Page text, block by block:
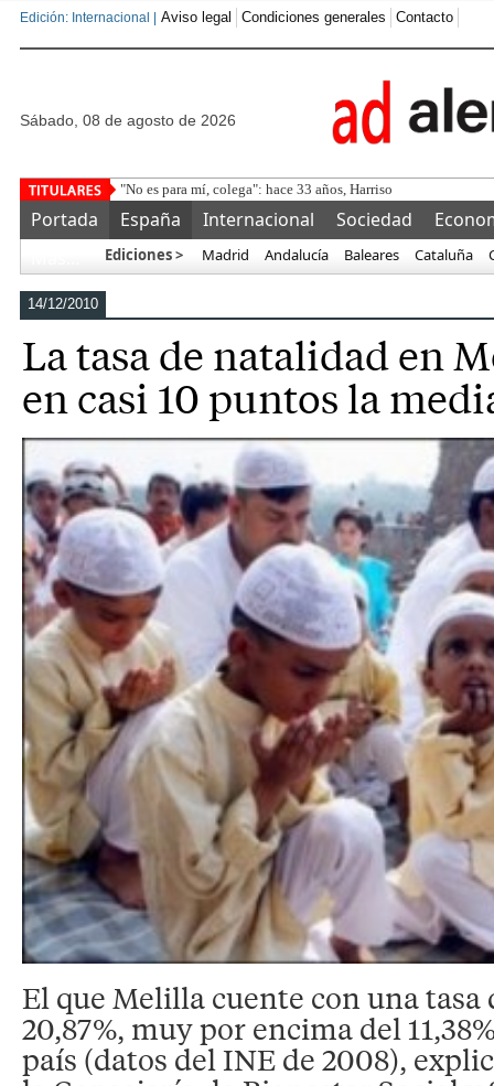
Edición: Internacional | Aviso legal Condiciones generales Contacto
sábado, 08 de agosto de 2026
"No es para mí, colega": hace 33 años, Harrison Ford dijo
Portada España Internacional Sociedad
Ediciones > Madrid Andalucía Baleares Cataluña
14/12/2010
La tasa de natalidad en
en casi 10 puntos la
El que Melilla cuente con una
20,87%, muy por encima del
país (datos del INE de 2008),